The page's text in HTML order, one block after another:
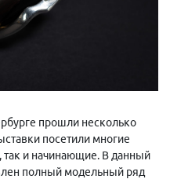
прошли несколько
посетили многие
и начинающие. В данный
полный модельный ряд